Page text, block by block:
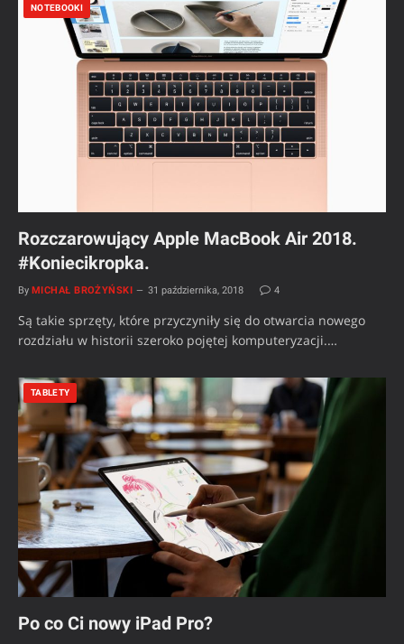
NOTEBOOKI
Rozczarowujący Apple MacBook Air 2018.
#Koniecikropka.
By MICHAŁ BROŻYŃSKI 31 października, 2018 4
Są takie sprzęty, które przyczyniły się do otwarcia nowego
rozdziału w historii szeroko pojętej komputeryzacji.…
TABLETY
Po co Ci nowy iPad Pro?